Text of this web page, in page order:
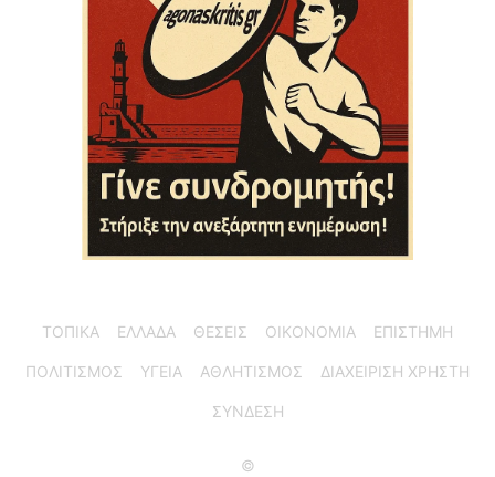
ΤΟΠΙΚΑ ΕΛΛΑΔΑ ΘΕΣΕΙΣ ΟΙΚΟΝΟΜΙΑ ΕΠΙΣΤΗΜΗ
ΠΟΛΙΤΙΣΜΟΣ ΥΓΕΙΑ ΑΘΛΗΤΙΣΜΟΣ ΔΙΑΧΕΙΡΙΣΗ ΧΡΗΣΤΗ
ΣΥΝΔΕΣΗ
©